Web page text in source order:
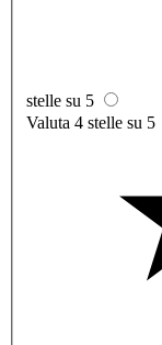
stelle su 5
Valuta 4 stelle su 5